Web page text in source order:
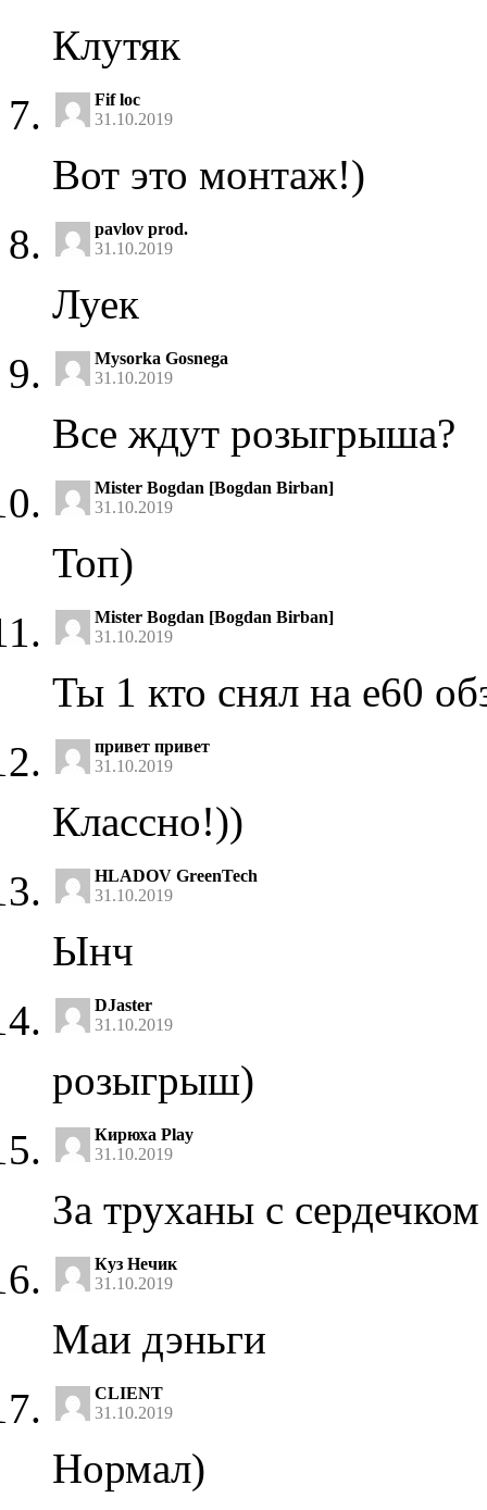
Клутяк
Fif loc
31.10.2019
Вот это монтаж!)
pavlov prod.
31.10.2019
Луек
Mysorka Gosnega
31.10.2019
Все ждут розыгрыша?
Mister Bogdan [Bogdan Birban]
31.10.2019
Топ)
Mister Bogdan [Bogdan Birban]
31.10.2019
Ты 1 кто снял на е60
привет привет
31.10.2019
Классно!))
HLADOV GreenTech
31.10.2019
Ынч
DJaster
31.10.2019
розыгрыш)
Кирюха Play
31.10.2019
За труханы с
Куз Нечик
31.10.2019
Маи дэньги
CLIENT
31.10.2019
Нормал)